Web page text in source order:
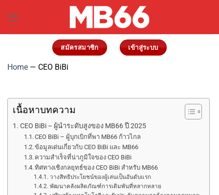
สมัครสมาชิก เข้าสู่ระบบ
Home — CEO BiBi
เนื้อหาบทความ
CEO BiBi – ผู้นำระดับสูงของ MB66 ปี 2025
CEO BiBi – ผู้บุกเบิกที่พา MB66 ก้าวไกล
ข้อมูลเด่นเกี่ยวกับ CEO BiBi และ MB66
ความสำเร็จที่น่าภูมิใจของ CEO BiBi
ทิศทางเชิงกลยุทธ์ของ CEO BiBi สำหรับ MB66
วางสิทธิประโยชน์ของผู้เล่นเป็นอันดับแรก
พัฒนาคลังผลิตภัณฑ์การเดิมพันที่หลากหลาย